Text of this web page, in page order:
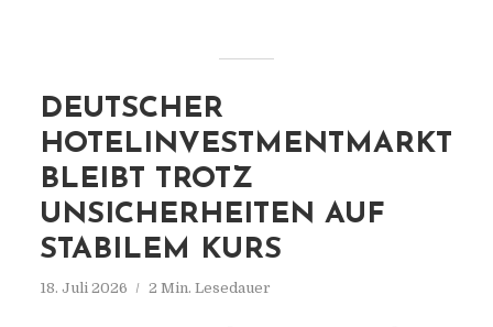
DEUTSCHER
HOTELINVESTMENTMARKT
BLEIBT TROTZ
UNSICHERHEITEN AUF
STABILEM KURS
18. Juli 2026 2 Min. Lesedauer